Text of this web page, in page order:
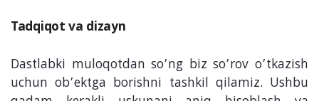
Tadqiqot va dizayn
Dastlabki muloqotdan so’ng biz so’rov o’tkazish
uchun ob’ektga borishni tashkil qilamiz. Ushbu